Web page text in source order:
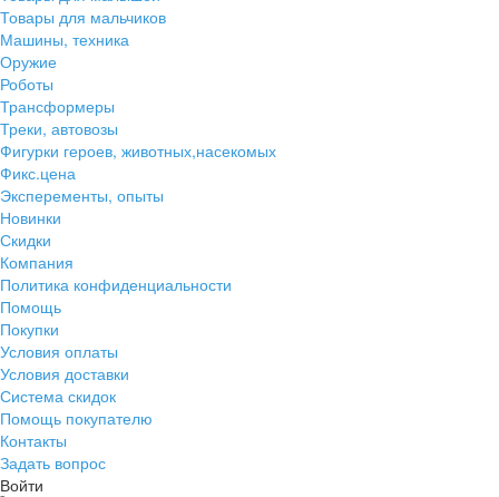
Товары для мальчиков
Машины, техника
Оружие
Роботы
Трансформеры
Треки, автовозы
Фигурки героев, животных,насекомых
Фикс.цена
Эксперементы, опыты
Новинки
Скидки
Компания
Политика конфиденциальности
Помощь
Покупки
Условия оплаты
Условия доставки
Система скидок
Помощь покупателю
Контакты
Задать вопрос
Войти